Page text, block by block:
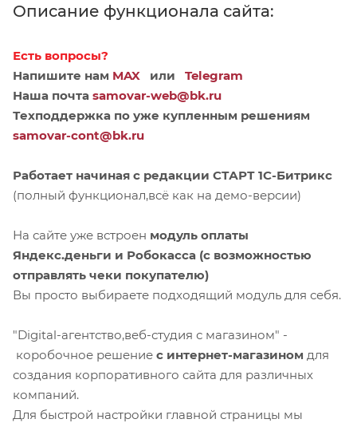
Описание функционала сайта:
Есть вопросы?
Напишите нам MAX или Telegram
Наша почта samovar-web@bk.ru
Техподдержка по уже купленным решениям
samovar-cont@bk.ru
Работает начиная с редакции СТАРТ 1С-Битрикс
(полный функционал,всё как на демо-версии)
На сайте уже встроен модуль оплаты
Яндекс.деньги и Робокасса (с возможностью
отправлять чеки покупателю)
Вы просто выбираете подходящий модуль для себя.
"Digital-агентство,веб-студия с магазином" -
коробочное решение с интернет-магазином для
создания корпоративного сайта для различных
компаний.
Для быстрой настройки главной страницы мы